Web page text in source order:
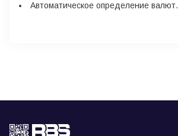
Автоматическое определение валют.